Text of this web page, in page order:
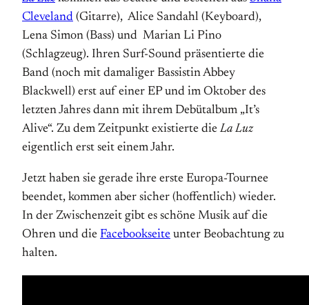
Cleveland (Gitarre), Alice Sandahl (Keyboard),
Lena Simon (Bass) und Marian Li Pino
(Schlagzeug). Ihren Surf-Sound präsentierte die
Band (noch mit damaliger Bassistin Abbey
Blackwell) erst auf einer EP und im Oktober des
letzten Jahres dann mit ihrem Debütalbum „It’s
Alive“. Zu dem Zeitpunkt existierte die La Luz
eigentlich erst seit einem Jahr.
Jetzt haben sie gerade ihre erste Europa-Tournee
beendet, kommen aber sicher (hoffentlich) wieder.
In der Zwischenzeit gibt es schöne Musik auf die
Ohren und die Facebookseite unter Beobachtung zu
halten.